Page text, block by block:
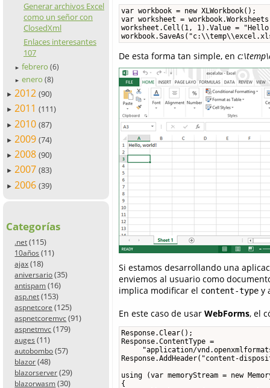
Generar archivos Excel
como un señor con
ClosedXml
Enlaces interesantes
107
► febrero (6)
► enero (8)
► 2012 (90)
► 2011 (111)
► 2010 (87)
► 2009 (74)
► 2008 (90)
► 2007 (83)
► 2006 (39)
Categorías
.net (115)
10años (11)
ajax (18)
aniversario (35)
antispam (16)
asp.net (153)
aspnetcore (125)
aspnetcoremvc (91)
aspnetmvc (179)
auges (11)
autobombo (57)
blazor (48)
blazorserver (29)
blazorwasm (30)
var workbook = new XLWorkbook();
var worksheet =
worksheet.Cell(1, 1).Value =
De esta forma tan simple, en
Si estamos desarrollando una
enviemos al usuario como
implica modificar el content-type y
En este caso de usar WebForms, el
Response.Clear();
Response.ContentType =
"application/
Response.AddHeader("content-
using (var memoryStream = new
{